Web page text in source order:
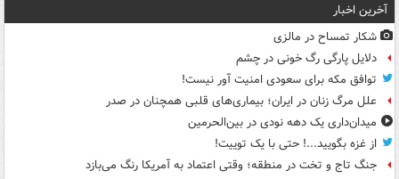
آخرین اخبار
شکار تمساح در مالزی
دلایل پارگی رگ خونی در چشم
توافق مکه برای سعودی امنیت آور نیست!
علل مرگ زنان در ایران؛ بیماری‌های قلبی همچنان در صدر
میدان‌داری یک دهه نودی در بین‌الحرمین
از غزه بگویید...! حتی با یک توییت!
جنگ تاج و تخت در منطقه؛ وقتی اعتماد به آمریکا رنگ می‌بازد